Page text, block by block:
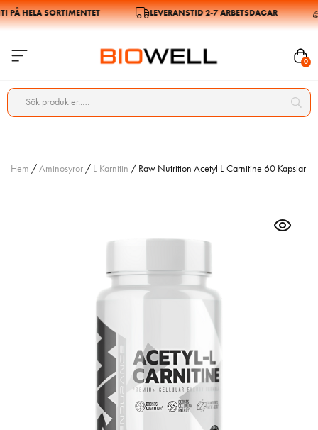
HELA SORTIMENTET LEVERANSTID 2-7 ARBETSDAGAR
0
Hem /Aminosyror / L-Karnitin / Raw Nutrition Acetyl L-Carnitine 60 Kapslar